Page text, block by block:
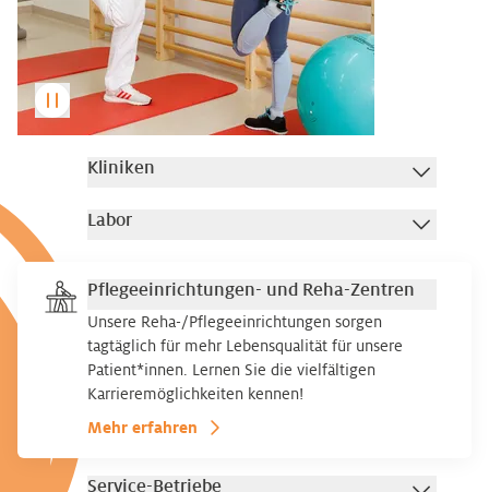
Kliniken
Labor
Pflegeeinrichtungen- und Reha-Zentren
Unsere Reha-/Pflegeeinrichtungen sorgen
tagtäglich für mehr Lebensqualität für unsere
Patient*innen. Lernen Sie die vielfältigen
Karrieremöglichkeiten kennen!
Mehr erfahren
Service-Betriebe